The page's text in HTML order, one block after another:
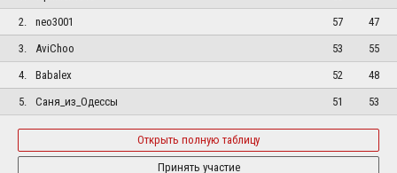
2.
neo3001 57
47
3.
AviChoo 53
55
4.
Babalex 52
48
5.
Саня_из_Одессы 51 53
Открыть полную таблицу
Принять участие